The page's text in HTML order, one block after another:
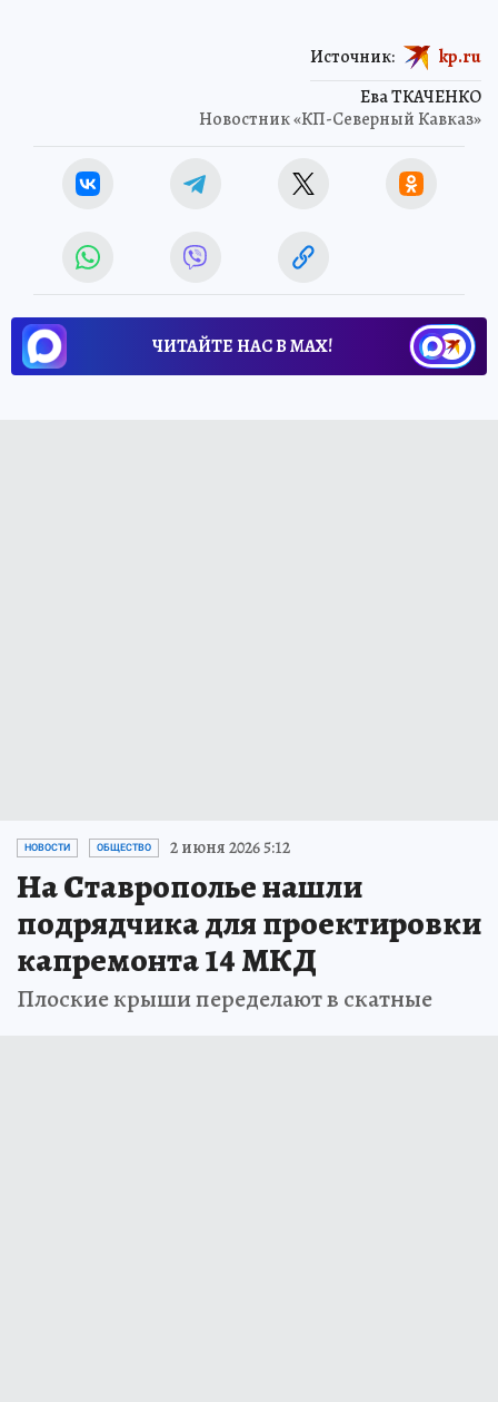
Ева ТКАЧЕНКО
Новостник «КП-Северный Кавказ»
Источник: kp.ru
ЧИТАЙТЕ НАС В МАХ!
НОВОСТИ ОБЩЕСТВО 2 июня 2026 5:12
На Ставрополье нашли
подрядчика для проектировки
капремонта 14 МКД
Плоские крыши переделают в скатные